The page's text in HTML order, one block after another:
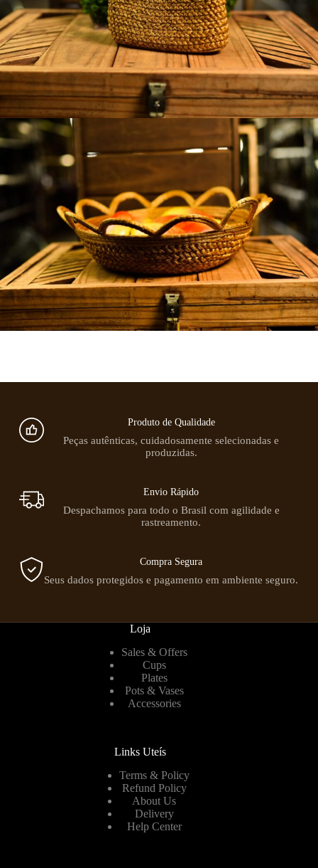
Produto de Qualidade
Peças autênticas, cuidadosamente selecionadas e
produzidas.
Envio Rápido
Despachamos para todo o Brasil com agilidade e
rastreamento.
Compra Segura
Seus dados protegidos e pagamento em ambiente seguro.
Loja
Sales & Offers
Cups
Plates
Pots & Vases
Accessories
Links Uteís
Terms & Policy
Refund Policy
About Us
Delivery
Help Center